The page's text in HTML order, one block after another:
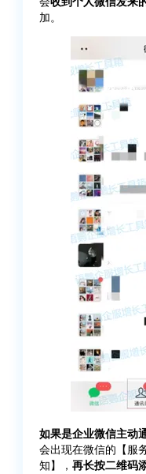
加。
如果是企业微信主动
会出现在微信的【服
知】， 再长按二维码